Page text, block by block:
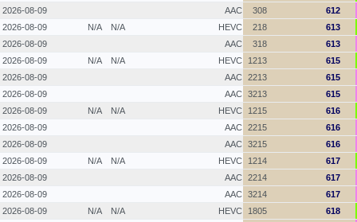
612
308
AAC
2026-08-09
613
218
HEVC
N/A
N/A
2026-08-09
613
318
AAC
2026-08-09
615
1213
HEVC
N/A
N/A
2026-08-09
615
2213
AAC
2026-08-09
615
3213
AAC
2026-08-09
616
1215
HEVC
N/A
N/A
2026-08-09
616
2215
AAC
2026-08-09
616
3215
AAC
2026-08-09
617
1214
HEVC
N/A
N/A
2026-08-09
617
2214
AAC
2026-08-09
617
3214
AAC
2026-08-09
618
1805
HEVC
N/A
N/A
2026-08-09